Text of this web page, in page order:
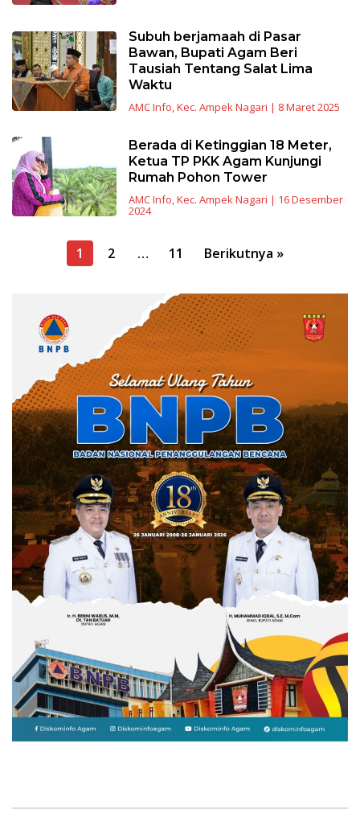
Subuh berjamaah di Pasar
Bawan, Bupati Agam Beri
Tausiah Tentang Salat Lima
Waktu
AMC Info,Kec. Ampek Nagari | 8 Maret 2025
Berada di Ketinggian 18 Meter,
Ketua TP PKK Agam Kunjungi
Rumah Pohon Tower
AMC Info Kec. Ampek Nagari | 16 Desember
2024
Navigasi
1 2 … 11 Berikutnya »